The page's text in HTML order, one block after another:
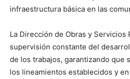
infraestructura básica en las
La Dirección de Obras y Servicios
supervisión constante del
de los trabajos, garantizando que
los lineamientos establecidos y